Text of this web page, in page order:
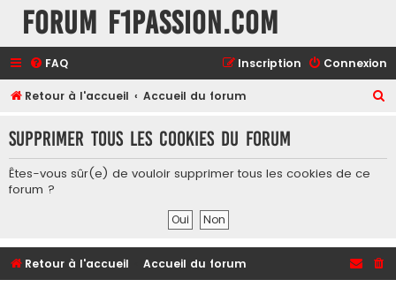
Forum F1Passion.com
FAQ Connexion
Inscription
Retour à l'accueil Accueil du forum
h
e
Supprimer tous les cookies du forum
Êtes-vous sûr(e) de vouloir supprimer tous les cookies de ce
forum ?
Retour à l'accueil Accueil du forum